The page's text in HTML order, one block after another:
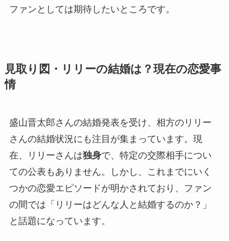
ファンとしては期待したいところです。
見取り図・リリーの結婚は？現在の恋愛事
情
盛山晋太郎さんの結婚発表を受け、相方のリリー
さんの結婚状況にも注目が集まっています。現
在、リリーさんは独身で、特定の交際相手につい
ての公表もありません。しかし、これまでにいく
つかの恋愛エピソードが明かされており、ファン
の間では「リリーはどんな人と結婚するのか？」
と話題になっています。